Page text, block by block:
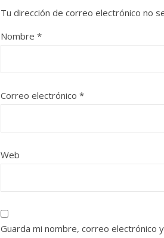
Tu dirección de correo electrónico no
Nombre *
Correo electrónico *
Web
Guarda mi nombre, correo electrónico